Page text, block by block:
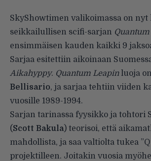
SkyShowtimen valikoimassa on nyt
seikkailullisen scifi-sarjan
ensimmäisen kauden kaikki 9
Sarjaa esitettiin aikoinaan
Aikahyppy. Quantum Leapinluoja on
Bellisario, ja sarjaa tehtiin viiden
vuosille 1989-1994.
Sarjan tarinassa fyysikko ja tohtori
(Scott Bakula) teorisoi, että
mahdollista, ja saa valtiolta tukea
projektilleen. Joitakin vuosia